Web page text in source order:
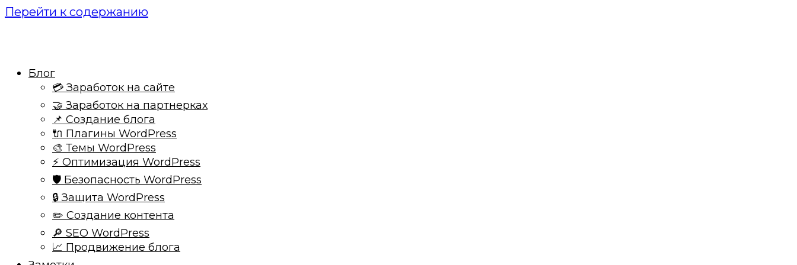
Перейти к содержанию
Блог
💳 Заработок на сайте
🤝 Заработок на партнерках
📌 Создание блога
🔌 Плагины WordPress
🎨 Темы WordPress
⚡ Оптимизация WordPress
🛡️ Безопасность WordPress
🔒 Защита WordPress
✏️ Создание контента
🔎 SEO WordPress
📈 Продвижение блога